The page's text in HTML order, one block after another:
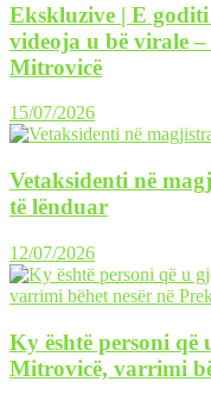
Ekskluzive | E
videoja u bë virale
Mitrovicë
15/07/2026
Vetaksidenti në
të lënduar
12/07/2026
Ky është personi që
Mitrovicë, varrimi